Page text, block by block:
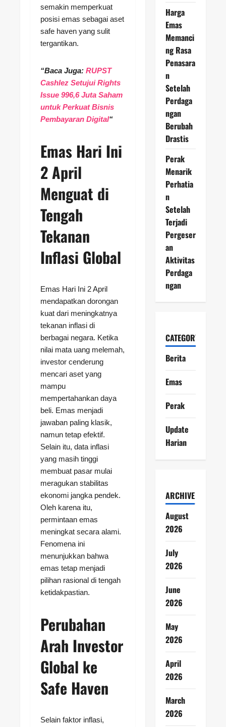
semakin memperkuat
posisi emas sebagai aset
safe haven yang sulit
tergantikan.
“Baca Juga: RUPST
Cashlez Setujui Rights
Issue 996,6 Juta Saham
untuk Perkuat Bisnis
Pembayaran Digital“
Emas Hari Ini
2 April
Menguat di
Tengah
Tekanan
Inflasi Global
Emas Hari Ini 2 April
mendapatkan dorongan
kuat dari meningkatnya
tekanan inflasi di
berbagai negara. Ketika
nilai mata uang melemah,
investor cenderung
mencari aset yang
mampu
mempertahankan daya
beli. Emas menjadi
jawaban paling klasik,
namun tetap efektif.
Selain itu, data inflasi
yang masih tinggi
membuat pasar mulai
meragukan stabilitas
ekonomi jangka pendek.
Oleh karena itu,
permintaan emas
meningkat secara alami.
Fenomena ini
menunjukkan bahwa
emas tetap menjadi
pilihan rasional di tengah
ketidakpastian.
Perubahan
Arah Investor
Global ke
Safe Haven
Selain faktor inflasi,
Harga
Emas
Memanci
ng Rasa
Penasara
n
Setelah
Perdaga
ngan
Berubah
Drastis
Perak
Menarik
Perhatia
n
Setelah
Terjadi
Pergeser
an
Aktivitas
Perdaga
ngan
CATEGORY
Berita
Emas
Perak
Update
Harian
ARCHIVE
August
2026
July
2026
June
2026
May
2026
April
2026
March
2026